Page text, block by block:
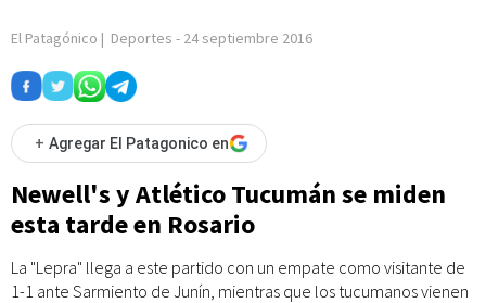
El Patagónico | Deportes - 24 septiembre 2016
+ Agregar El Patagonico en
Newell's y Atlético Tucumán se miden
esta tarde en Rosario
La "Lepra" llega a este partido con un empate como visitante de
1-1 ante Sarmiento de Junín, mientras que los tucumanos vienen